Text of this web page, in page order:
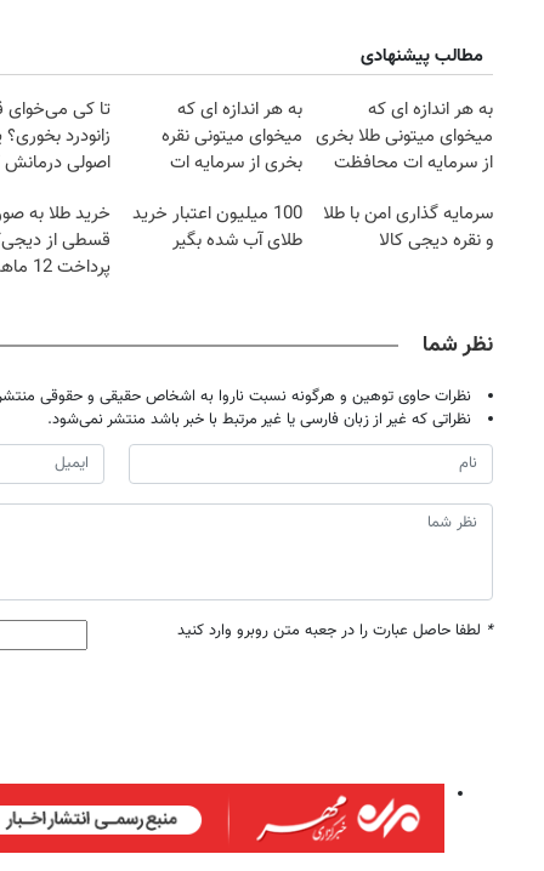
مطالب پیشنهادی
به هر اندازه ای که
میخوای میتونی طلا بخری
از سرمایه ات محافظت
به هر اندازه ای که
میخوای میتونی نقره
بخری از سرمایه ات
تا کی
زانودرد بخوری؟
اصولی
سرمایه گذاری امن با طلا
و نقره دیجی کالا
100 میلیون اعتبار خرید
طلای آب شده بگیر
خرید طلا به
قسطی از
پرداخت 12 ماهه )
نظر شما
نظرات حاوی توهین و هرگونه نسبت ناروا به اشخاص حقیقی و حقوقی
نظراتی که غیر از زبان فارسی یا غیر مرتبط با خبر باشد منتشر نمی‌شود.
* لطفا حاصل عبارت را در جعبه متن روبرو وارد کنید